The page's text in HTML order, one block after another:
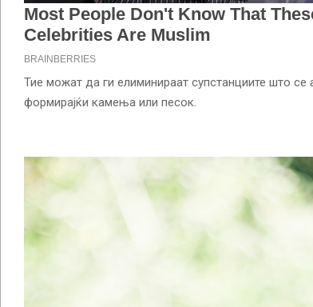
Тие можат да ги елиминираат супстанциите што се
формирајќи камења или песок.